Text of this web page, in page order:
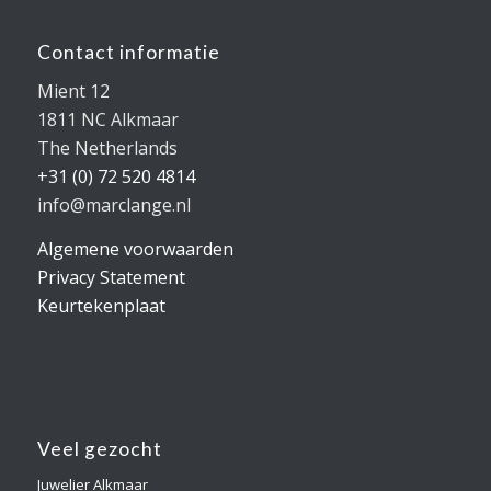
Contact informatie
Mient 12
1811 NC Alkmaar
The Netherlands
+31 (0) 72 520 4814
info@marclange.nl
Algemene voorwaarden
Privacy Statement
Keurtekenplaat
Veel gezocht
Juwelier Alkmaar